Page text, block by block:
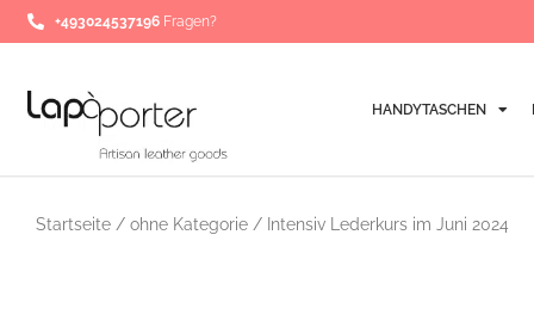
Zum
Inhalt
+493024537196 Fragen?
HANDYTASCHEN
Startseite / ohne Kategorie / Intensiv Lederkurs im Juni 2024